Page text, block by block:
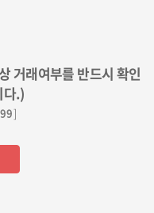
거래여부를 반드시 확인
다.)
]